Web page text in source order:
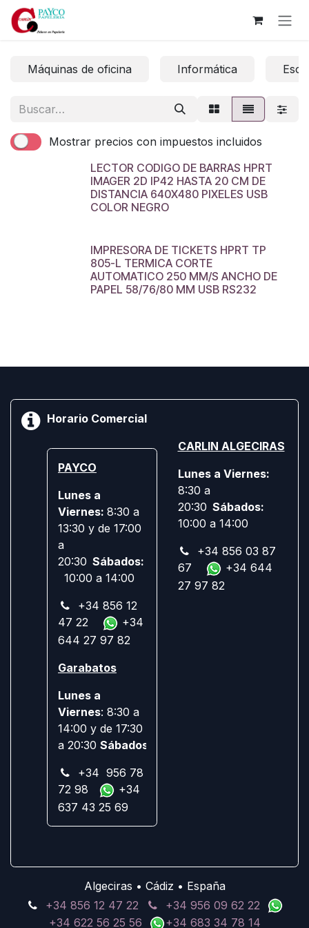
Ir al contenido
Máquinas de oficina Informática
Mostrar precios con impuestos incluidos
LECTOR CODIGO DE BARRAS HPRT
IMAGER 2D IP42 HASTA 20 CM DE
DISTANCIA 640X480 PIXELES USB
COLOR NEGRO
IMPRESORA DE TICKETS HPRT TP
805-L TERMICA CORTE
AUTOMATICO 250 MM/S ANCHO DE
PAPEL 58/76/80 MM USB RS232
Horario Comercial
PAYCO
Lunes a
Viernes: 8:30 a
13:30 y de 17:00
a
20:30 Sábados:
10:00 a 14:00
+34 856 12
47 22
+34
644 27 97 82
Garabatos
Lunes a
Viernes: 8:30 a
14:00 y de 17:30
a 20:30 Sábados:
+34 956 78
72 98
+34
637 43 25 69
CARLIN ALGECIRAS
Lunes a Viernes:
8:30 a
20:30 Sábados:
10:00 a 14:00
+34 856 03 87
67
+34 644
27 97 82
Algeciras • Cádiz • España
+34 856 12 47 22
+34 956 09 62 22
+34 622 56 25 56
+34 683 34 78 14